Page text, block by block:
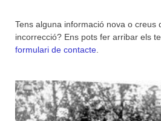
Tens alguna informació nova o creus
incorrecció? Ens pots fer arribar els
formulari de contacte